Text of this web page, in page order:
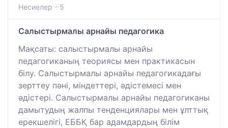
Несиелер - 5
Салыстырмалы арнайы педагогика
Мақсаты: салыстырмалы арнайы
педагогиканың теориясы мен практикасын
білу. Салыстырмалы арнайы педагогикадағы
зерттеу пәні, міндеттері, әдістемесі мен
әдістері. Салыстырмалы арнайы педагогиканы
дамытудың жалпы тенденциялары мен ұлттық
ерекшелігі, ЕББҚ бар адамдардың білім